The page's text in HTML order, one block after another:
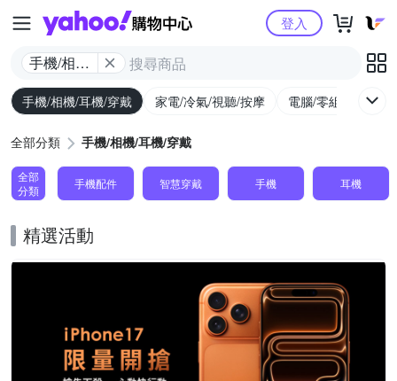
Yahoo購物中心
手機/相機/
耳機/穿戴
登入
手機/相機/耳機/穿戴 家電/冷氣/視聽/按摩 電腦/零組件/週邊/
全部分類 手機/相機/耳機/穿戴
全部
分類
手機配件 智慧穿戴 手機 耳機
精選活動